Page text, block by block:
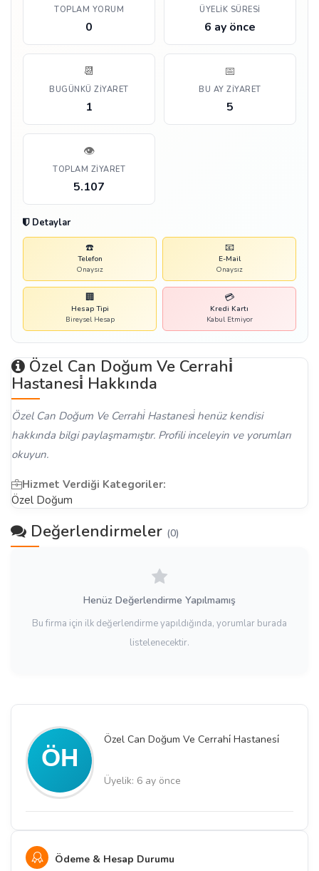
Özel Can Doğum Ve Cerrahi̇ Hastanesi̇
Üyelik: 6 ay önce
Ödeme & Hesap Durumu
TOPLAM YORUM
0
ÜYELIK SÜRESI
6 ay önce
📆
BUGÜNKÜ ZIYARET
1
📅
BU AY ZIYARET
5
👁️
TOPLAM ZIYARET
5.107
Detaylar
☎️
Telefon
Onaysız
📧
E-Mail
Onaysız
🏢
Hesap Tipi
Bireysel Hesap
💳
Kredi Kartı
Kabul Etmiyor
Özel Can Doğum Ve Cerrahi̇
Hastanesi̇ Hakkında
Özel Can Doğum Ve Cerrahi̇ Hastanesi̇ henüz kendisi
hakkında bilgi paylaşmamıştır. Profili inceleyin ve yorumları
okuyun.
Hizmet Verdiği Kategoriler:
Özel Doğum
Değerlendirmeler (0)
Henüz Değerlendirme Yapılmamış
Bu firma için ilk değerlendirme yapıldığında, yorumlar burada
listelenecektir.